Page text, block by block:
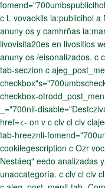
c L vovaokils ia:publicihol
anuny os y camhrñas
livovisita20es en livositios
anuny os /eisonalizados. c
tab-seczion c
checkbox-
_="700nli-
href=<- on v c clv cl clv
tab-hreeznli-
cookilegescription c Ozr
Nestáeq" eedo analizadas
unaocategoría. c clv cl clv